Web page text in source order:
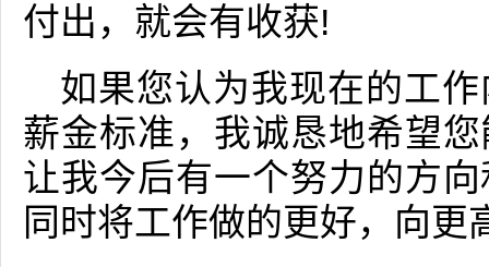
付出，就会有收获!
如果您认为我现在的工
薪金标准，我诚恳地希望
让我今后有一个努力的方
同时将工作做的更好，向更